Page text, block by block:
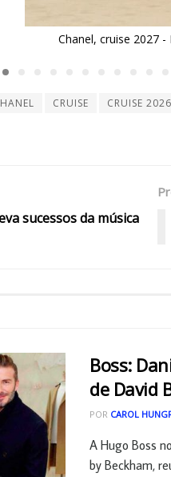
CRUISE CRUISE 2026
sucessos da música
Boss:
de David
POR CAROL
A Hugo Boss
by Beckham,